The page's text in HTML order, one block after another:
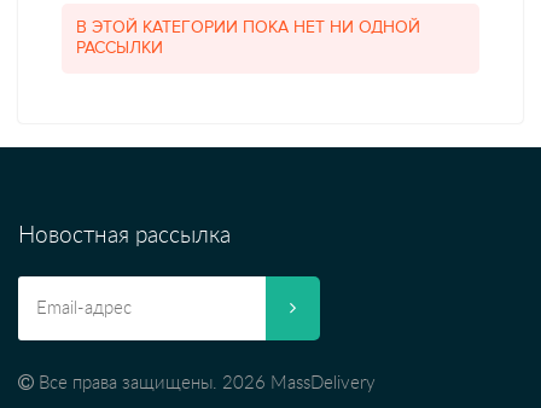
В ЭТОЙ КАТЕГОРИИ ПОКА НЕТ НИ ОДНОЙ
РАССЫЛКИ
Новостная рассылка
Все права защищены. 2026 MassDelivery